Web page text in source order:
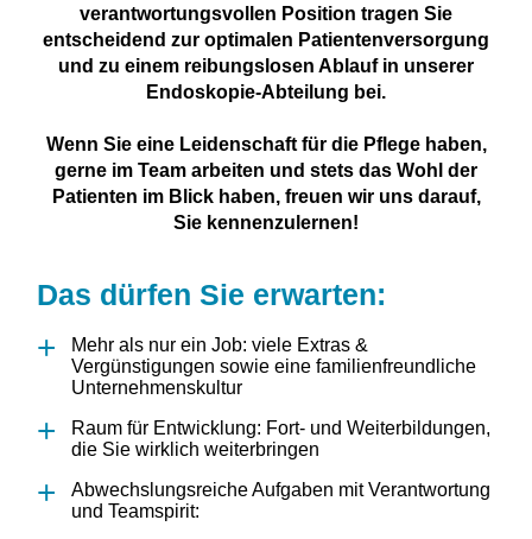
verantwortungsvollen Position tragen Sie
entscheidend zur optimalen Patientenversorgung
und zu einem reibungslosen Ablauf in unserer
Endoskopie-Abteilung bei.
Wenn Sie eine Leidenschaft für die Pflege haben,
gerne im Team arbeiten und stets das Wohl der
Patienten im Blick haben, freuen wir uns darauf,
Sie kennenzulernen!
Das dürfen Sie erwarten:
Mehr als nur ein Job: viele Extras &
Vergünstigungen sowie eine familienfreundliche
Unternehmenskultur
Raum für Entwicklung: Fort- und Weiterbildungen,
die Sie wirklich weiterbringen
Abwechslungsreiche Aufgaben mit Verantwortung
und Teamspirit: